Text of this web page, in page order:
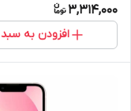
هدیه+گارانتی شرکتی
3,314,000
افزودن به سبد